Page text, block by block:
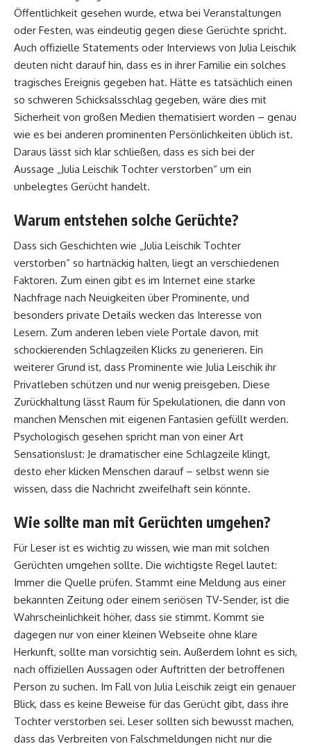
Öffentlichkeit gesehen wurde, etwa bei Veranstaltungen
oder Festen, was eindeutig gegen diese Gerüchte spricht.
Auch offizielle Statements oder Interviews von Julia Leischik
deuten nicht darauf hin, dass es in ihrer Familie ein solches
tragisches Ereignis gegeben hat. Hätte es tatsächlich einen
so schweren Schicksalsschlag gegeben, wäre dies mit
Sicherheit von großen Medien thematisiert worden – genau
wie es bei anderen prominenten Persönlichkeiten üblich ist.
Daraus lässt sich klar schließen, dass es sich bei der
Aussage „Julia Leischik Tochter verstorben“ um ein
unbelegtes Gerücht handelt.
Warum entstehen solche Gerüchte?
Dass sich Geschichten wie „Julia Leischik Tochter
verstorben“ so hartnäckig halten, liegt an verschiedenen
Faktoren. Zum einen gibt es im Internet eine starke
Nachfrage nach Neuigkeiten über Prominente, und
besonders private Details wecken das Interesse von
Lesern. Zum anderen leben viele Portale davon, mit
schockierenden Schlagzeilen Klicks zu generieren. Ein
weiterer Grund ist, dass Prominente wie Julia Leischik ihr
Privatleben schützen und nur wenig preisgeben. Diese
Zurückhaltung lässt Raum für Spekulationen, die dann von
manchen Menschen mit eigenen Fantasien gefüllt werden.
Psychologisch gesehen spricht man von einer Art
Sensationslust: Je dramatischer eine Schlagzeile klingt,
desto eher klicken Menschen darauf – selbst wenn sie
wissen, dass die Nachricht zweifelhaft sein könnte.
Wie sollte man mit Gerüchten umgehen?
Für Leser ist es wichtig zu wissen, wie man mit solchen
Gerüchten umgehen sollte. Die wichtigste Regel lautet:
Immer die Quelle prüfen. Stammt eine Meldung aus einer
bekannten Zeitung oder einem seriösen TV-Sender, ist die
Wahrscheinlichkeit höher, dass sie stimmt. Kommt sie
dagegen nur von einer kleinen Webseite ohne klare
Herkunft, sollte man vorsichtig sein. Außerdem lohnt es sich,
nach offiziellen Aussagen oder Auftritten der betroffenen
Person zu suchen. Im Fall von Julia Leischik zeigt ein genauer
Blick, dass es keine Beweise für das Gerücht gibt, dass ihre
Tochter verstorben sei. Leser sollten sich bewusst machen,
dass das Verbreiten von Falschmeldungen nicht nur die